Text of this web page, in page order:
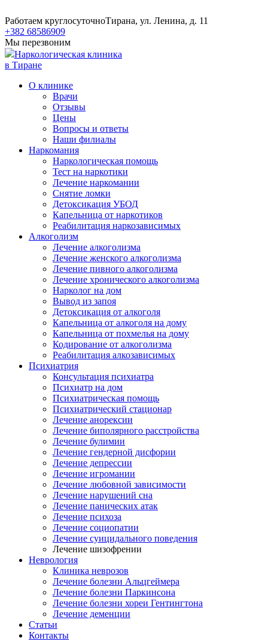
Работаем круглосуточноТирана, ул. Ленина, д. 11
+382 68586909
Мы перезвоним
Наркологическая клиника
в Тиране
О клинике
Врачи
Отзывы
Цены
Вопросы и ответы
Наши филиалы
Наркомания
Наркологическая помощь
Тест на наркотики
Лечение наркомании
Снятие ломки
​​Детоксикация УБОД
Капельница от наркотиков
Реабилитация наркозависимых
Алкоголизм
Лечение алкоголизма
Лечение женского алкоголизма
Лечение пивного алкоголизма
Лечение хронического алкоголизма
Нарколог на дом
Вывод из запоя
Детоксикация от алкоголя
Капельница от алкоголя на дому
Капельница от похмелья на дому
Кодирование от алкоголизма
Реабилитация алкозависимых
Психиатрия
Консультация психиатра
Психиатр на дом
Психиатрическая помощь
Психиатрический стационар
Лечение анорексии
Лечение биполярного расстройства
Лечение булимии
Лечение гендерной дисфории
Лечение депрессии
Лечение игромании
Лечение любовной зависимости
Лечение нарушений сна
Лечение панических атак
Лечение психоза
Лечение социопатии
Лечение суицидального поведения
Лечение шизофрении
Неврология
Клиника неврозов
Лечение болезни Альцгеймера
Лечение болезни Паркинсона
Лечение болезни хореи Гентингтона
Лечение деменции
Статьи
Контакты